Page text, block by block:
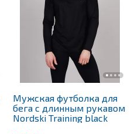
Мужская футболка для
бега с длинным рукавом
Nordski Training black